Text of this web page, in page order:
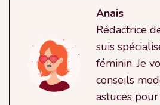
Anais
Rédactrice
suis
féminin. Je
conseils
astuces